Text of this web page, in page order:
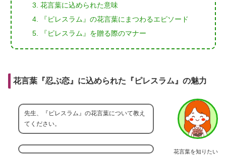
花言葉に込められた意味
『ピレスラム』の花言葉にまつわるエピソード
『ピレスラム』を贈る際のマナー
花言葉『忍ぶ恋』に込められた『ピレスラム』の魅力
花言葉を知りたい
先生、『ピレスラム』の花言葉について教え
てください。